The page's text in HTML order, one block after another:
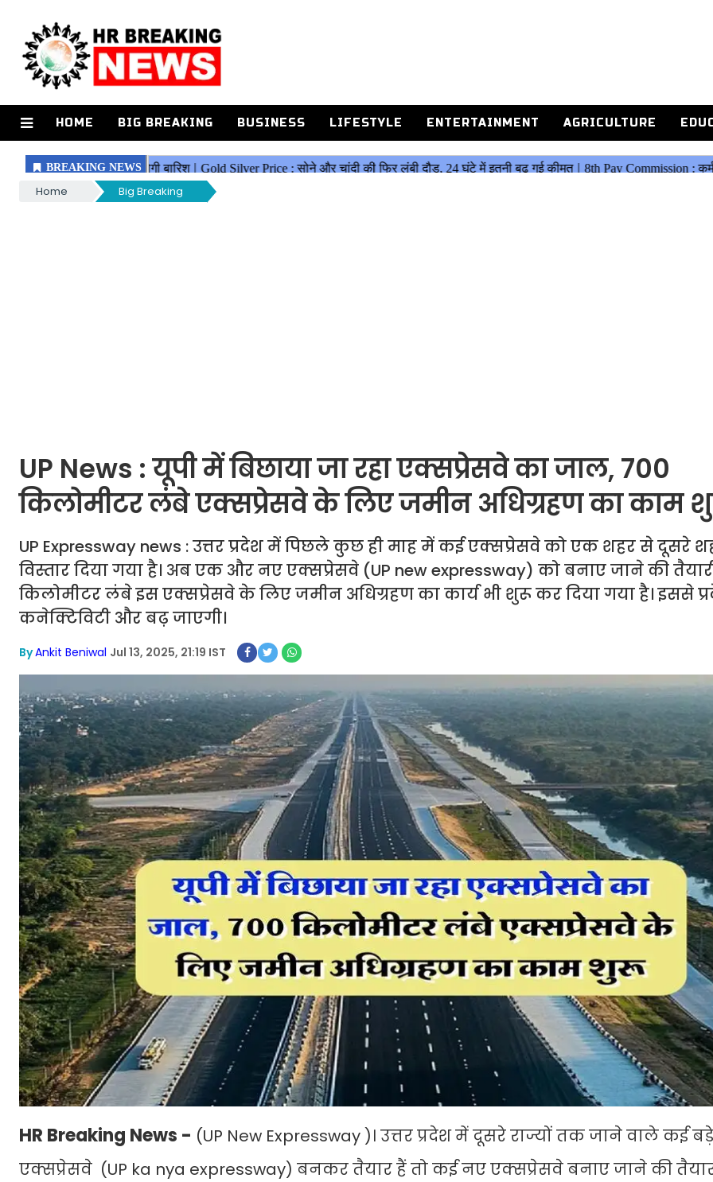
HOME BIG BREAKING BUSINESS LIFESTYLE ENTERTAINMENT AGRICULTURE
Home Big Breaking
UP News : यूपी में बिछाया जा रहा एक्सप्रेसवे का जाल, 700
किलोमीटर लंबे एक्सप्रेसवे के लिए जमीन अधिग्रहण का काम
UP Expressway news : उत्तर प्रदेश में पिछले कुछ ही माह में कई एक्सप्रेसवे को एक शहर से दूसरे
विस्तार दिया गया है। अब एक और नए एक्सप्रेसवे (UP new expressway) को बनाए जाने की
किलोमीटर लंबे इस एक्सप्रेसवे के लिए जमीन अधिग्रहण का कार्य भी शुरू कर दिया गया है। इससे
कनेक्टिविटी और बढ़ जाएगी।
ByAnkit Beniwal Jul 13, 2025, 21:19 IST
HR Breaking News - (UP New Expressway )। उत्तर प्रदेश में दूसरे राज्यों तक जाने वाले कई
एक्सप्रेसवे (UP ka nya expressway) बनकर तैयार हैं तो कई नए एक्सप्रेसवे बनाए जाने की